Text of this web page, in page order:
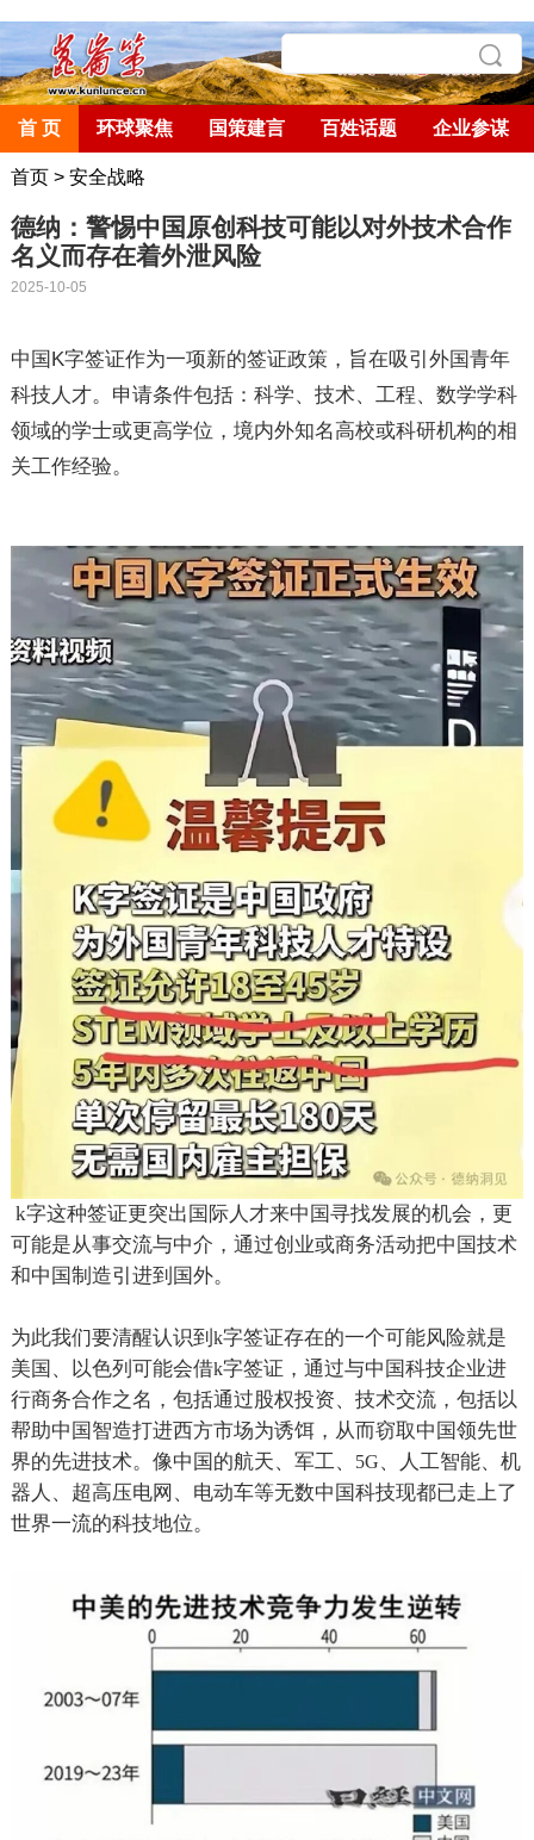
首 页 环球聚焦 国策建言 百姓话题 企业参谋
首页> 安全战略
德纳：警惕中国原创科技可能以对外技术合作
名义而存在着外泄风险
2025-10-05
中国 K字签证作为一项新的签证政策，旨在吸引外国青年
科技人才。申请条件包括：科学、技术、工程、数学学科
领域的学士或更高学位，境内外知名高校或科研机构的相
关工作经验。
k字这种签证更突出国际人才来中国寻找发展的机会，更
可能是从事交流与中介，通过创业或商务活动把中国技术
和中国制造引进到国外。
为此我们要清醒认识到 k字签证存在的一个可能风险就是
美国、以色列可能会借k字签证，通过与中国科技企业进
行商务合作之名，包括通过股权投资、技术交流，包括以
帮助中国智造打进西方市场为诱饵，从而窃取中国领先世
界的先进技术。像中国的航天、军工、
5G、人工智能、机
器人、超高压电网、电动车等无数中国科技现都已走上了
世界一流的科技地位。